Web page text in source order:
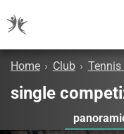
Home › Club ›
single